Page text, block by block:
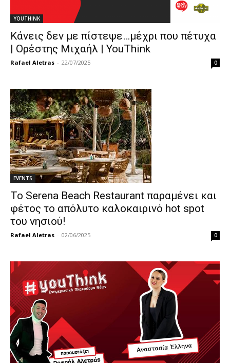
YOUTHINK
Κάνεις δεν με πίστεψε…μέχρι που πέτυχα
| Ορέστης Μιχαήλ | YouThink
Rafael Aletras - 22/07/2025 0
EVENTS
Το Serena Beach Restaurant παραμένει και
φέτος το απόλυτο καλοκαιρινό hot spot
του νησιού!
Rafael Aletras - 02/06/2025 0